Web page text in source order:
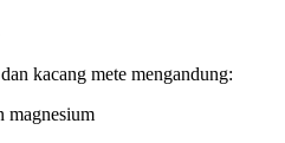
kacang mete mengandung:
magnesium